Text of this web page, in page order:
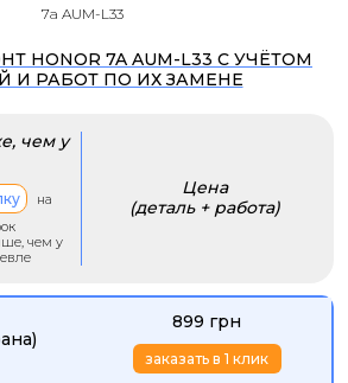
7a AUM-L33
HONOR 7A AUM-L33 С УЧЁТОМ
И РАБОТ ПО ИХ ЗАМЕНЕ
чем у
на
чем у
Цена
(деталь + работа)
899 грн
заказать в 1 клик